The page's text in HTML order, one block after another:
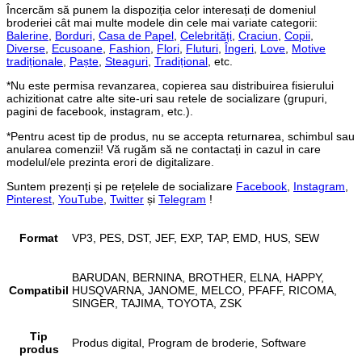
Încercăm să punem la dispoziția celor interesați de domeniul
broderiei cât mai multe modele din cele mai variate categorii:
Balerine Borduri Casa de Papel Celebrități Craciun Copii
Diverse Ecusoane Fashion Flori Fluturi Îngeri Love Motive
tradiționale Paște Steaguri Tradițional , etc.
*Nu este permisa revanzarea, copierea sau distribuirea fisierului
achizitionat catre alte site-uri sau retele de socializare (grupuri,
pagini de facebook, instagram, etc.).
*Pentru acest tip de produs, nu se accepta returnarea, schimbul sau
anularea comenzii! Vă rugăm să ne contactați in cazul in care
modelul/ele prezinta erori de digitalizare.
Suntem prezenți și pe rețelele de socializare Facebook, Instagram,
Pinterest, YouTube, Twitter și Telegram !
Format VP3, PES, DST, JEF, EXP, TAP, EMD, HUS, SEW
Compatibil
BARUDAN, BERNINA, BROTHER, ELNA, HAPPY,
HUSQVARNA, JANOME, MELCO, PFAFF, RICOMA,
SINGER, TAJIMA, TOYOTA, ZSK
Tip
produs
Produs digital, Program de broderie, Software